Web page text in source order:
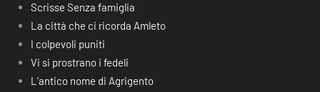
Scrisse Senza famiglia
La città che ci ricorda Amleto
I colpevoli puniti
Vi si prostrano i fedeli
L’antico nome di Agrigento